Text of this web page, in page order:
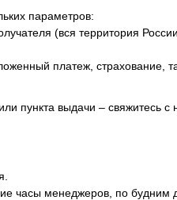
параметров:
(вся территория
платеж, страхование,
пункта выдачи – свяжитесь с
часы менеджеров, по